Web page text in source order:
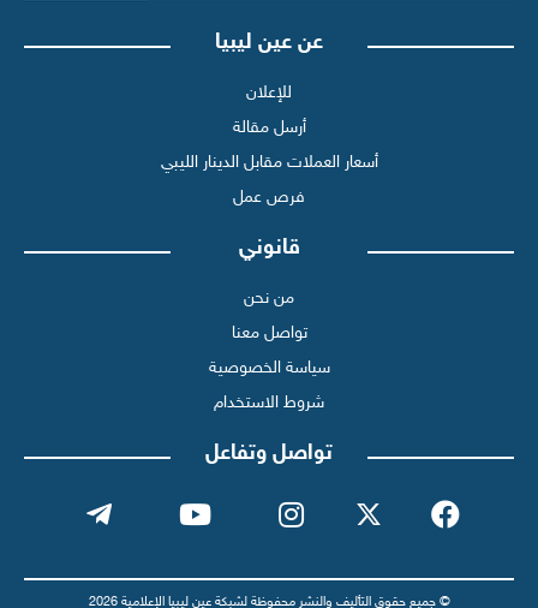
عن عين ليبيا
للإعلان
أرسل مقالة
أسعار العملات مقابل الدينار الليبي
فرص عمل
قانوني
من نحن
تواصل معنا
سياسة الخصوصية
شروط الاستخدام
تواصل وتفاعل
© جميع حقوق التأليف والنشر محفوظة لشبكة عين ليبيا الإعلامية 2026